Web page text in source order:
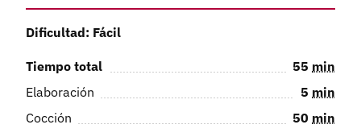
Dificultad: Fácil
Tiempo total 55 min
Elaboración
5 min
Cocción
50 min